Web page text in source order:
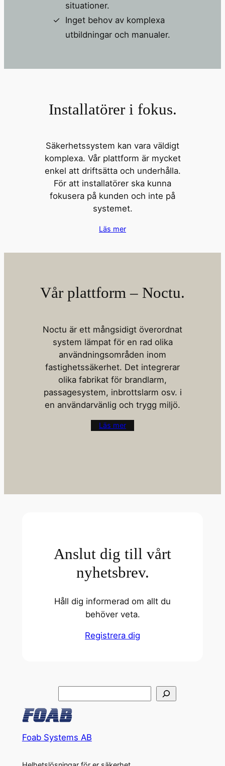
situationer.
Inget behov av komplexa
utbildningar och manualer.
Installatörer i fokus.
Säkerhetssystem kan vara väldigt
komplexa. Vår plattform är mycket
enkel att driftsätta och underhålla.
För att installatörer ska kunna
fokusera på kunden och inte på
systemet.
Läs mer
Vår plattform – Noctu.
Noctu är ett mångsidigt överordnat
system lämpat för en rad olika
användningsområden inom
fastighetssäkerhet. Det integrerar
olika fabrikat för brandlarm,
passagesystem, inbrottslarm osv. i
en användarvänlig och trygg miljö.
Läs mer
Anslut dig till vårt
nyhetsbrev.
Håll dig informerad om allt du
behöver veta.
Registrera dig
Foab Systems AB